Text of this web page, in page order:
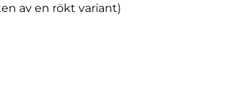
av en rökt variant)